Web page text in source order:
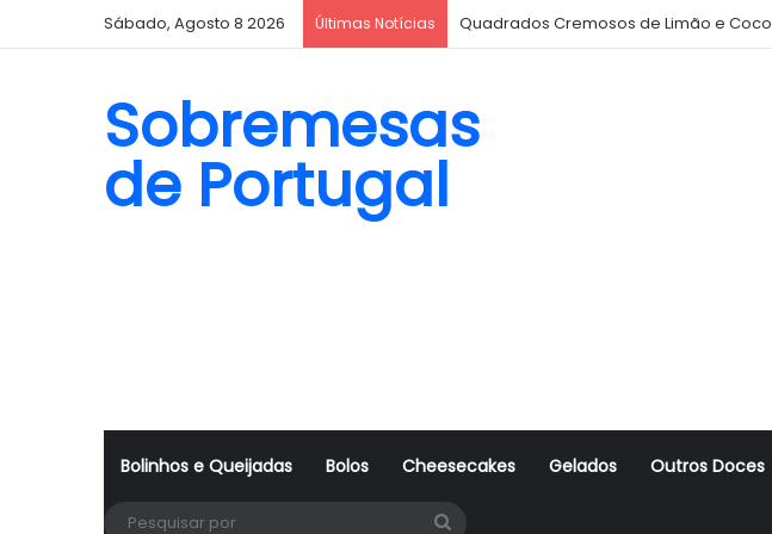
Sábado, Agosto 8 2026 Últimas Notícias Quadrados Cremosos de Limão e Coco
Sobremesas
de Portugal
Bolinhos e Queijadas Bolos Cheesecakes Gelados Outros Doces